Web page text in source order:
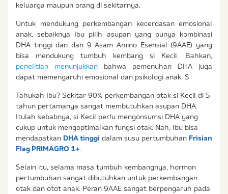
keluarga maupun orang di sekitarnya.
Untuk mendukung perkembangan kecerdasan emosional
anak, sebaiknya Ibu pilih asupan yang punya kombinasi
DHA tinggi dan dan 9 Asam Amino Esensial (9AAE) yang
bisa mendukung tumbuh kembang si Kecil. Bahkan,
penelitian menunjukkan bahwa pemenuhan DHA juga
dapat memengaruhi emosional dan psikologi anak. S
Tahukah Ibu? Sekitar 90% perkembangan otak si Kecil di 5
tahun pertamanya sangat membutuhkan asupan DHA.
Itulah sebabnya, si Kecil perlu mengonsumsi DHA yang
cukup untuk mengoptimalkan fungsi otak. Nah, Ibu bisa
mendapatkan DHA tinggi dalam susu pertumbuhan Frisian
Flag PRIMAGRO 1+.
Selain itu, selama masa tumbuh kembangnya, hormon
pertumbuhan sangat dibutuhkan untuk perkembangan
otak dan otot anak. Peran 9AAE sangat berpengaruh pada